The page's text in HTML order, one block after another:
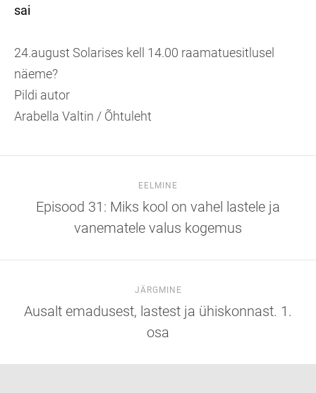
sai
24.august Solarises kell 14.00 raamatuesitlusel
näeme?
Pildi autor
Arabella Valtin / Õhtuleht
EELMINE
Episood 31: Miks kool on vahel lastele ja
vanematele valus kogemus
JÄRGMINE
Ausalt emadusest, lastest ja ühiskonnast. 1.
osa